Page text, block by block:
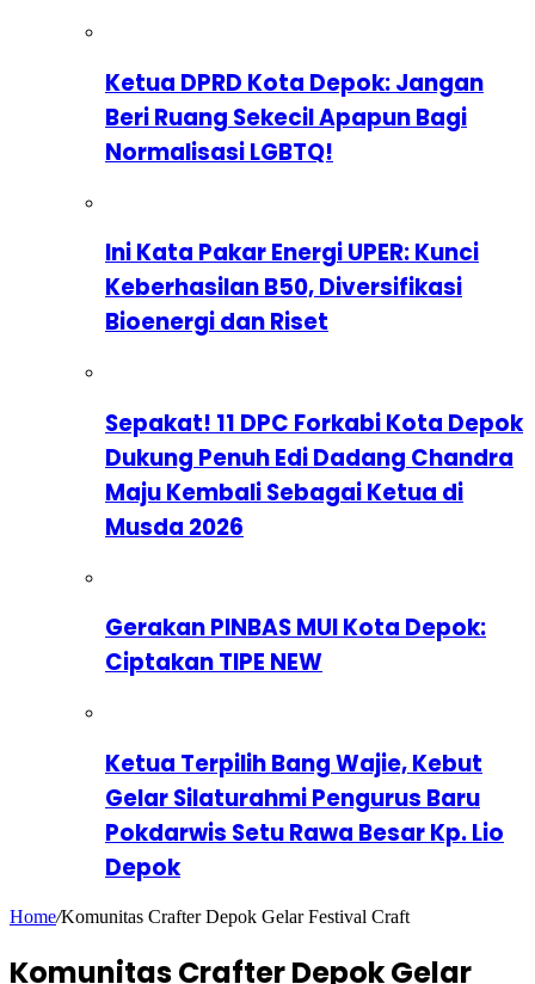
Ketua DPRD Kota Depok: Jangan
Beri Ruang Sekecil Apapun Bagi
Normalisasi LGBTQ!
Ini Kata Pakar Energi UPER: Kunci
Keberhasilan B50, Diversifikasi
Bioenergi dan Riset
Sepakat! 11 DPC Forkabi Kota Depok
Dukung Penuh Edi Dadang Chandra
Maju Kembali Sebagai Ketua di
Musda 2026
Gerakan PINBAS MUI Kota Depok:
Ciptakan TIPE NEW
Ketua Terpilih Bang Wajie, Kebut
Gelar Silaturahmi Pengurus Baru
Pokdarwis Setu Rawa Besar Kp. Lio
Depok
Home/Komunitas Crafter Depok Gelar Festival Craft
Komunitas Crafter Depok Gelar